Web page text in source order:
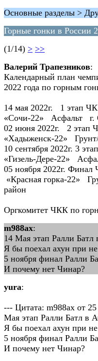
Основные разделы >
Горные гонки в России
(1/14) > >>
Валерий Трапезников:
Календарный план
2022 года по горным
14 мая 2022г. 1 этап
«Сочи-22» Асфальт г.
02 июня 2022г. 2 этап
«Хадыженск-22»
10 сентября 2022г. 3
«Гизель-Дере-22»
05 ноября 2022г.
«Красная горка-22»
район
Оргкомитет ЧКК по
m988ax:
14 Мая этап Ралли Батл
Я бы поехал ахун при
5 ноября финал Ралли
И почему нет Чинар?
yura:
--- Цитата: m988ax от
Мая этап Ралли Батл в
Я бы поехал ахун при
5 ноября финал Ралли
И почему нет Чинар?